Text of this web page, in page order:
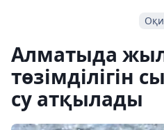
Алматыда
төзімділігін
су атқылады